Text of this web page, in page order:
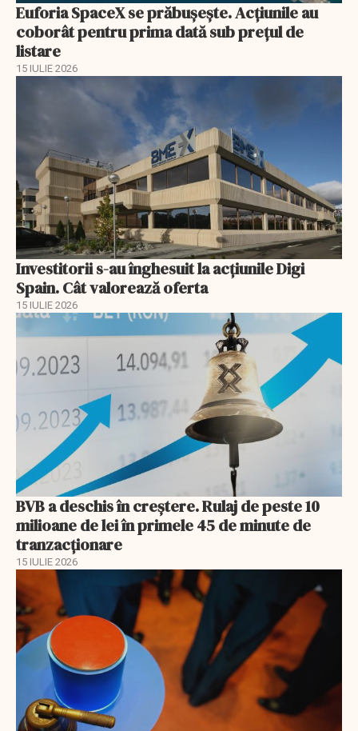
Euforia SpaceX se prăbușește. Acțiunile au
coborât pentru prima dată sub prețul de
listare
15 IULIE 2026
Investitorii s-au înghesuit la acțiunile Digi
Spain. Cât valorează oferta
15 IULIE 2026
BVB a deschis în creştere. Rulaj de peste 10
milioane de lei în primele 45 de minute de
tranzacționare
15 IULIE 2026